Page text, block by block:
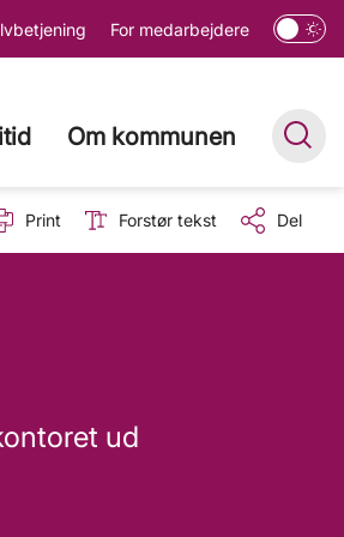
For medarbejdere
Om kommunen
Print Forstør tekst Del
ud